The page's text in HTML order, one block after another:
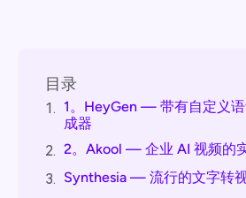
目录
1. 1。HeyGen — 带有自定义
成器
2. 2。Akool — 企业 AI 视频的
3. Synthesia — 流行的文字转